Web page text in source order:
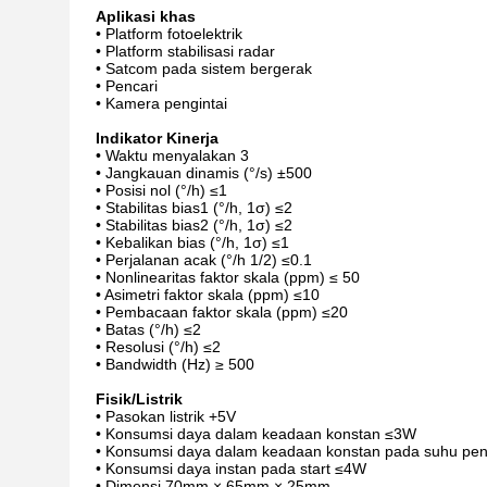
Aplikasi khas
• Platform fotoelektrik
• Platform stabilisasi radar
• Satcom pada sistem bergerak
• Pencari
• Kamera pengintai
Indikator Kinerja
• Waktu menyalakan 3
• Jangkauan dinamis (°/s) ±500
• Posisi nol (°/h) ≤1
• Stabilitas bias1 (°/h, 1σ) ≤2
• Stabilitas bias2 (°/h, 1σ) ≤2
• Kebalikan bias (°/h, 1σ) ≤1
• Perjalanan acak (°/h 1/2) ≤0.1
• Nonlinearitas faktor skala (ppm) ≤ 50
• Asimetri faktor skala (ppm) ≤10
• Pembacaan faktor skala (ppm) ≤20
• Batas (°/h) ≤2
• Resolusi (°/h) ≤2
• Bandwidth (Hz) ≥ 500
Fisik/Listrik
• Pasokan listrik +5V
• Konsumsi daya dalam keadaan konstan ≤3W
• Konsumsi daya dalam keadaan konstan pada suhu
• Konsumsi daya instan pada start ≤4W